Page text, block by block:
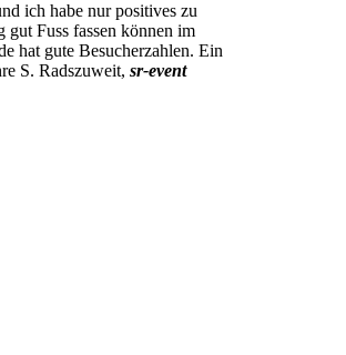
ich habe nur positives zu
gut Fuss fassen können im
hat gute Besucherzahlen. Ein
S. Radszuweit, sr-event